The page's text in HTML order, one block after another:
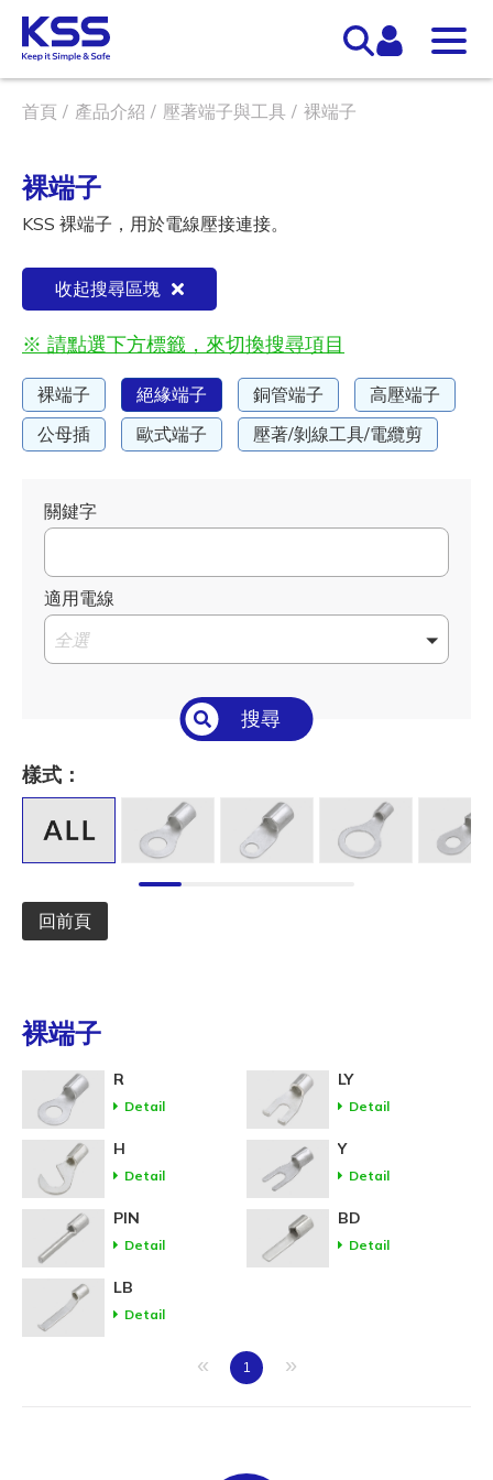
首頁 產品介紹 壓著端子與工具 裸端子
裸端子
KSS 裸端子，用於電線壓接連接。
收起搜尋區塊
※ 請點選下方標籤，來切換搜尋項目
裸端子 絕緣端子 銅管端子
高壓端子
公母插
歐式端子 壓著/剝線工具/電纜剪
關鍵字
適用電線
全選
搜尋
樣式：
回前頁
裸端子
R
Detail
LY
Detail
H
Detail
Y
Detail
PIN
Detail
BD
Detail
LB
Detail
« 1 »